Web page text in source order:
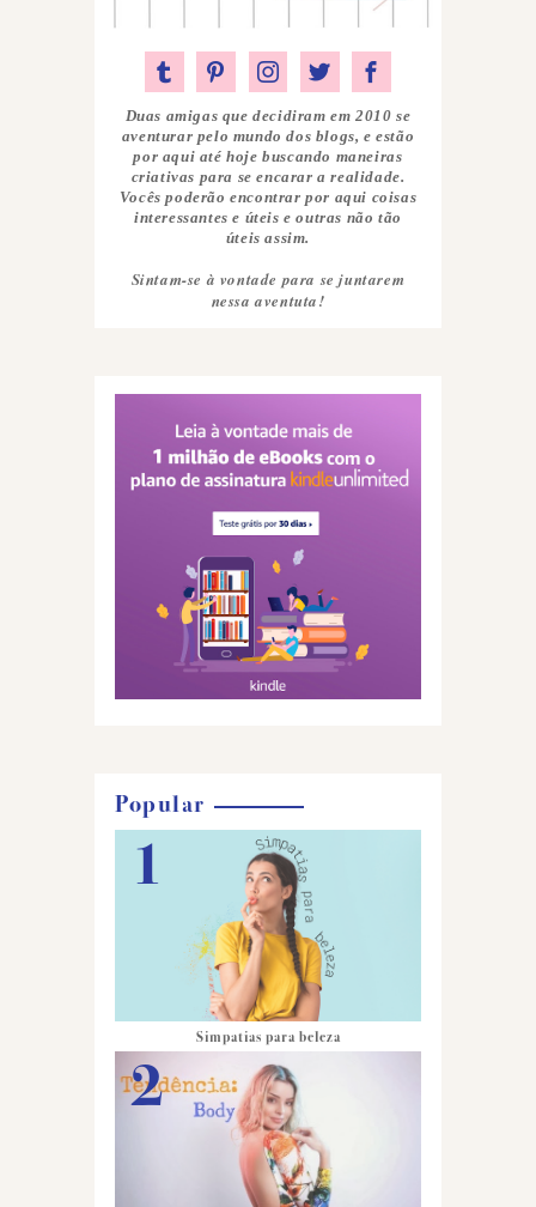
Duas amigas que decidiram em 2010 se
aventurar pelo mundo dos blogs, e estão
por aqui até hoje buscando maneiras
criativas para se encarar a realidade.
Vocês poderão encontrar por aqui coisas
interessantes e úteis e outras não tão
úteis assim.
Sintam-se à vontade para se juntarem
nessa aventuta!
Popular
Simpatias para beleza